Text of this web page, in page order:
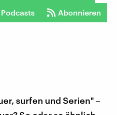
Abonnieren
surfen und Serien" –